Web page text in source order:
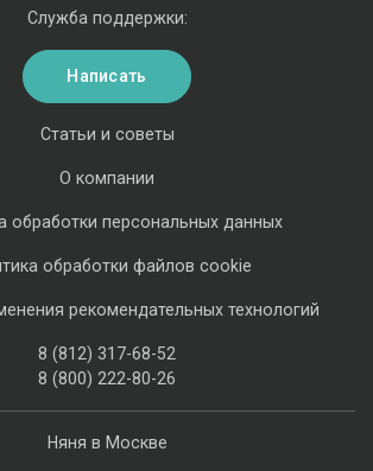
Няня в Москве
Статьи и советы
О компании
обработки персональных данных
обработки файлов cookie
рекомендательных технологий
8 (812) 317-68-52
8 (800) 222-80-26
Служба поддержки:
Написать